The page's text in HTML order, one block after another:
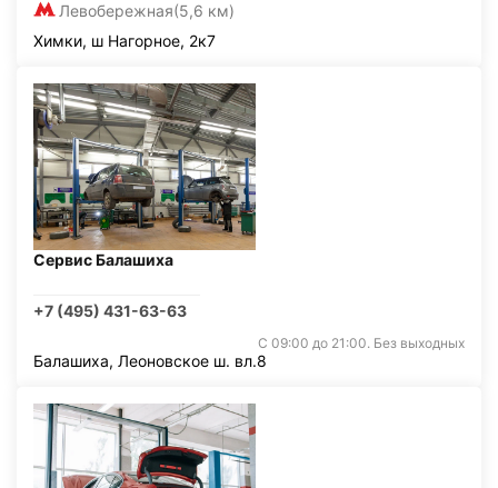
Левобережная(5,6 км)
Химки, ш Нагорное, 2к7
Сервис Балашиха
+7 (495) 431-63-63
С 09:00 до 21:00. Без выходных
Балашиха, Леоновское ш. вл.8